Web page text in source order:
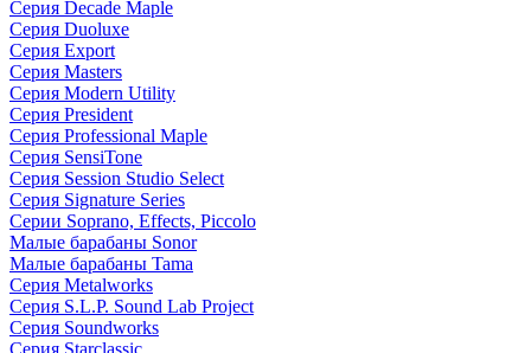
Серия Decade Maple
Серия Duoluxe
Серия Export
Серия Masters
Серия Modern Utility
Серия President
Серия Professional Maple
Серия SensiTone
Серия Session Studio Select
Серия Signature Series
Серии Soprano, Effects, Piccolo
Малые барабаны Sonor
Малые барабаны Tama
Серия Metalworks
Серия S.L.P. Sound Lab Project
Серия Soundworks
Серия Starclassic